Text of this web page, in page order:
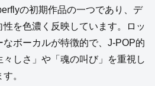
の初期作品の一つであり、デ
性を色濃く反映しています。ロッ
ボーカルが特徴的で、J-POP的
しさ」や「魂の叫び」を重視し
。